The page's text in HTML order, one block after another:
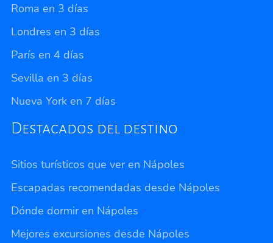
Roma en 3 días
Londres en 3 días
París en 4 días
Sevilla en 3 días
Nueva York en 7 días
Destacados del destino
Sitios turísticos que ver en Nápoles
Escapadas recomendadas desde Nápoles
Dónde dormir en Nápoles
Mejores excursiones desde Nápoles